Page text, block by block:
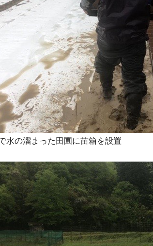
水の溜まった田圃に苗箱を設置